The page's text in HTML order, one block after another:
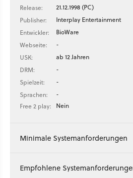
Release:
21.12.1998 (PC)
Publisher:
Interplay Entertainment
Entwickler:
BioWare
Webseite:
-
USK:
ab 12 Jahren
DRM:
-
Spielzeit:
-
Sprachen:
-
Free 2 play:
Nein
Minimale Systemanforderungen
Empfohlene